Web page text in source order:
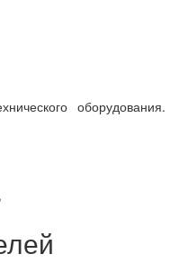
оборудования.